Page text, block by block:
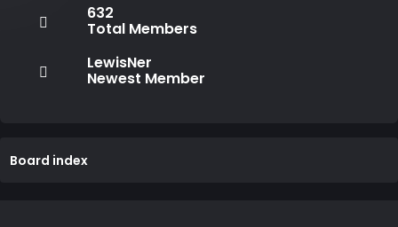
632
Total Members
LewisNer
Newest Member
Board index